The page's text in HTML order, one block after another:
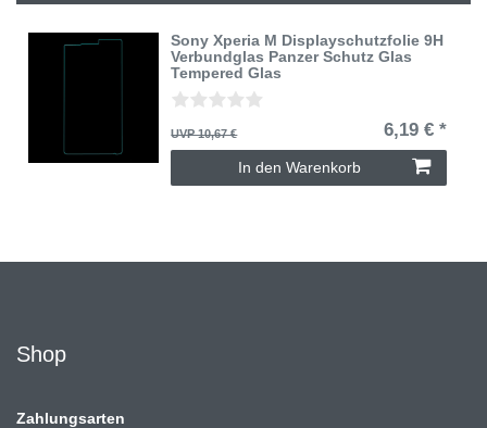
Sony Xperia M Displayschutzfolie 9H
Verbundglas Panzer Schutz Glas
Tempered Glas
UVP 10,67 € 6,19 € *
In den Warenkorb
Shop
Zahlungsarten